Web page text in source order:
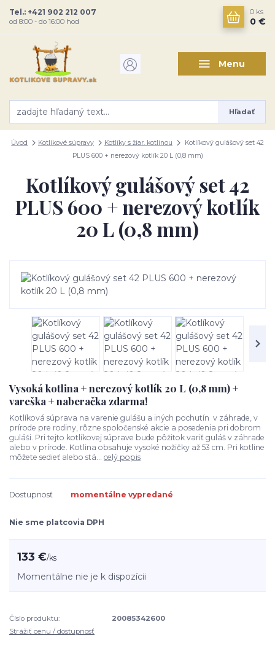
Menu
Hľadať
Tel.: +421 902 212 007
od 8:00 - do 16:00 hod
0 ks
0 €
Úvod Kotlíkové súpravy Kotlíky s žiar. kotlinou
Kotlíkový gulášový set 42
PLUS 600 + nerezový kotlík 20 L (0,8 mm)
Kotlíkový gulášový set 42
PLUS 600 + nerezový kotlík
20 L (0,8 mm)
Vysoká kotlina + nerezový kotlík 20 L (0,8 mm) +
vareška + naberačka zdarma!
Kotlíková súprava na varenie gulášu a iných pochutín v záhrade, v
prírode pre rodiny, rôzne spoločenské akcie a posedenia pri dobrom
guláši. Pri tejto kotlíkovej súprave bude pôžitok variť guláš v záhrade
alebo v prírode. Kotlina obsahuje vysoké nožičky až 53 cm. Pri kotline
môžete sedieť alebo stá... celý popis
Dostupnosť momentálne vypredané
Nie sme platcovia DPH
133 €/ks
Momentálne nie je k dispozícii
Číslo produktu:
20085342600
Strážiť cenu / dostupnosť